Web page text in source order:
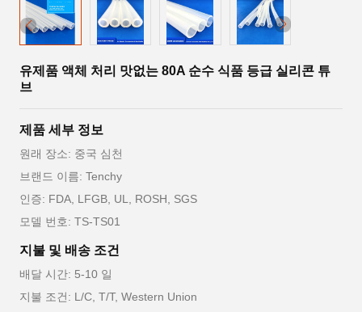
유제품 액체 처리 맛없는 80A 순수 식품 등급 실리콘 튜
브
제품 세부 정보
원래 장소: 중국 심천
브랜드 이름: Tenchy
인증: FDA, LFGB, UL, ROSH, SGS
모델 번호: TS-TS01
지불 및 배송 조건
배달 시간: 5-10 일
지불 조건: L/C, T/T, Western Union